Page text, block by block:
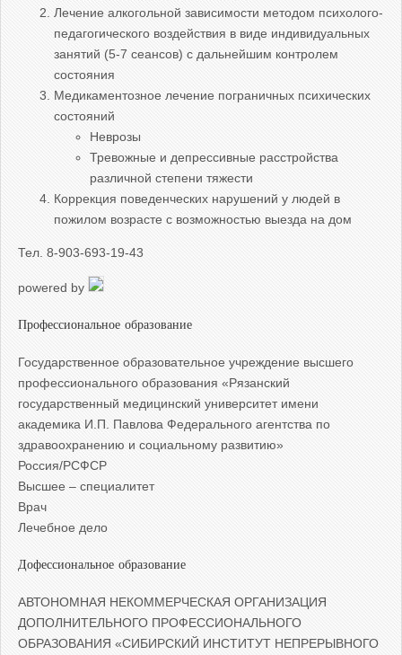
Лечение алкогольной зависимости методом психолого-
педагогического воздействия в виде индивидуальных
занятий (5-7 сеансов) с дальнейшим контролем
состояния
Медикаментозное лечение пограничных психических
состояний
Неврозы
Тревожные и депрессивные расстройства
различной степени тяжести
Коррекция поведенческих нарушений у людей в
пожилом возрасте с возможностью выезда на дом
Тел. 8-903-693-19-43
powered by
Профессиональное образование
Государственное образовательное учреждение высшего
профессионального образования «Рязанский
государственный медицинский университет имени
академика И.П. Павлова Федерального агентства по
здравоохранению и социальному развитию»
Россия/РСФСР
Высшее – специалитет
Врач
Лечебное дело
Дофессиональное образование
АВТОНОМНАЯ НЕКОММЕРЧЕСКАЯ ОРГАНИЗАЦИЯ
ДОПОЛНИТЕЛЬНОГО ПРОФЕССИОНАЛЬНОГО
ОБРАЗОВАНИЯ «СИБИРСКИЙ ИНСТИТУТ НЕПРЕРЫВНОГО